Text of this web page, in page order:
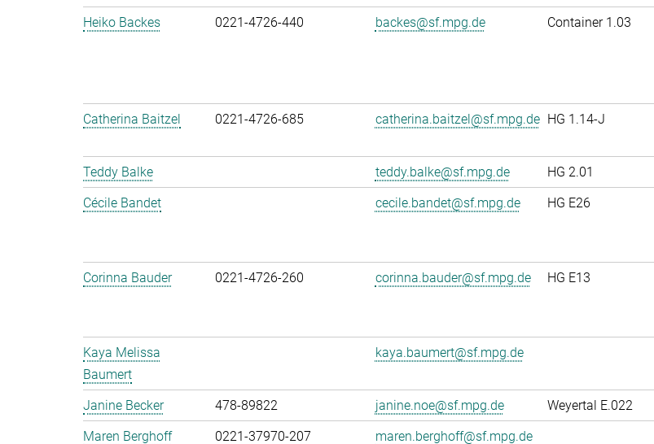
Heiko Backes
0221-4726-440 backes@sf.mpg.de Container 1.03
Catherina Baitzel
0221-4726-685 catherina.baitzel@sf.mpg.de HG 1.14-J
Teddy Balke
teddy.balke@sf.mpg.de HG 2.01
Cécile Bandet
cecile.bandet@sf.mpg.de HG E26
Corinna Bauder
0221-4726-260 corinna.bauder@sf.mpg.de HG E13
Kaya Melissa
Baumert
kaya.baumert@sf.mpg.de
Janine Becker 478-89822 janine.noe@sf.mpg.de
Weyertal E.022
Maren Berghoff
0221-37970-207
maren.berghoff@sf.mpg.de